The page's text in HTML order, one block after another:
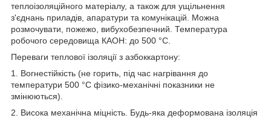
теплоізоляційного матеріалу, а також для ущільнення
з'єднань приладів, апаратури та комунікацій. Можна
розмочувати, пожежо, вибухобезпечний. Температура
робочого середовища КАОН: до 500 °C.
Переваги теплової ізоляції з азбоккартону:
1. Вогнестійкість (не горить, під час нагрівання до
температури 500 °C фізико-механічні показники не
змінюються).
2. Висока механічна міцність. Будь-яка деформована ізоляція